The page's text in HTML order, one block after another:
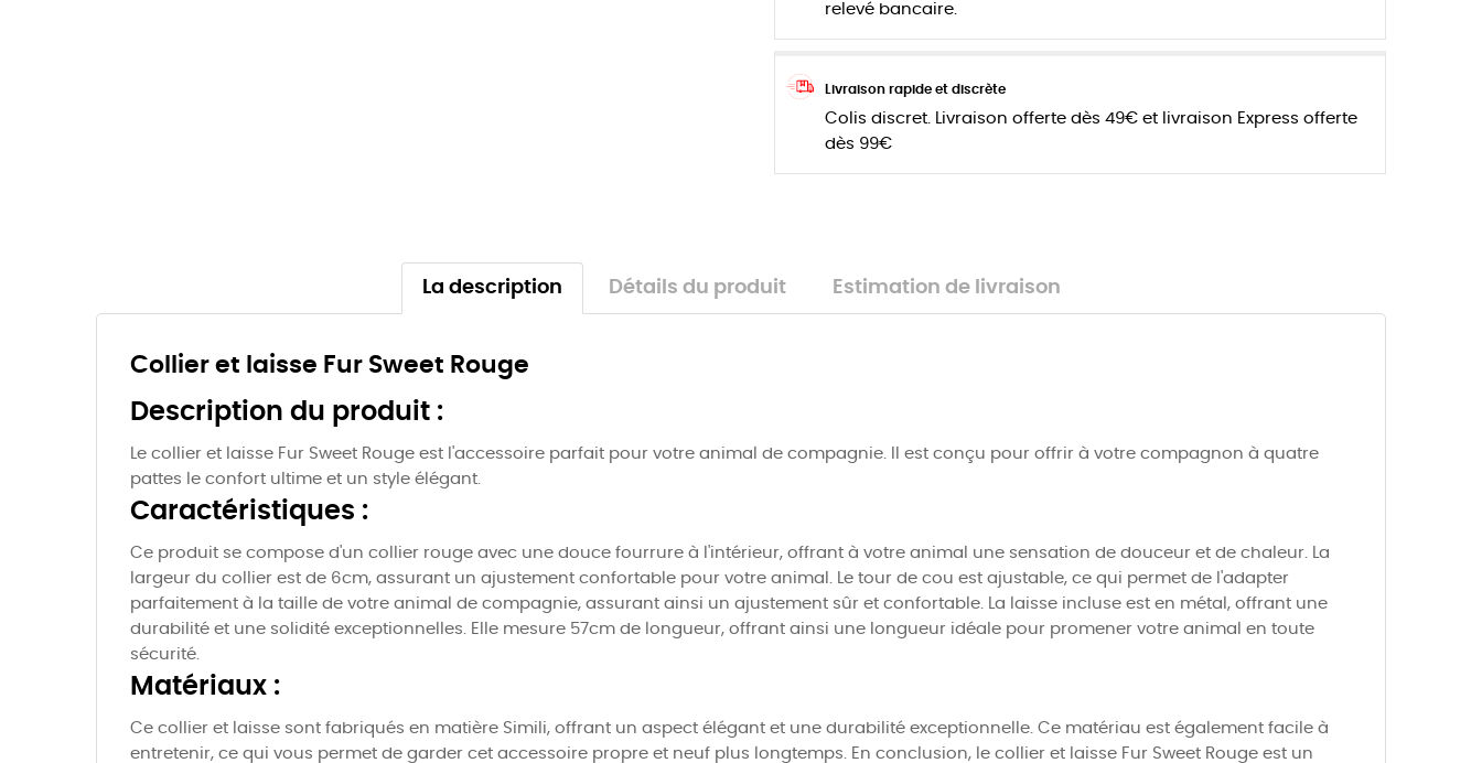
relevé bancaire.
Livraison rapide et discrète
Colis discret. Livraison offerte dès 49€ et livraison Express offerte
dès 99€
La description Détails du produit Estimation de livraison
Collier et laisse Fur Sweet Rouge
Description du produit :
Le collier et laisse Fur Sweet Rouge est l'accessoire parfait pour votre animal de compagnie. Il est conçu pour offrir à votre compagnon à quatre
pattes le confort ultime et un style élégant.
Caractéristiques :
Ce produit se compose d'un collier rouge avec une douce fourrure à l'intérieur, offrant à votre animal une sensation de douceur et de chaleur. La
largeur du collier est de 6cm, assurant un ajustement confortable pour votre animal. Le tour de cou est ajustable, ce qui permet de l'adapter
parfaitement à la taille de votre animal de compagnie, assurant ainsi un ajustement sûr et confortable. La laisse incluse est en métal, offrant une
durabilité et une solidité exceptionnelles. Elle mesure 57cm de longueur, offrant ainsi une longueur idéale pour promener votre animal en toute
sécurité.
Matériaux :
Ce collier et laisse sont fabriqués en matière Simili, offrant un aspect élégant et une durabilité exceptionnelle. Ce matériau est également facile à
entretenir, ce qui vous permet de garder cet accessoire propre et neuf plus longtemps. En conclusion, le collier et laisse Fur Sweet Rouge est un